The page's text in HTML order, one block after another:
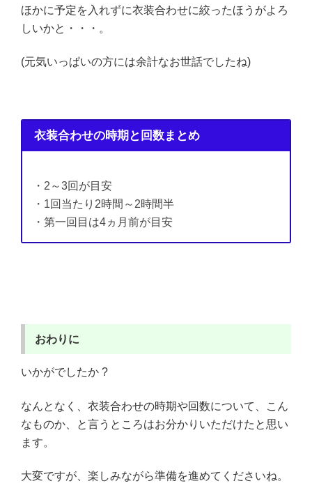
ほかに予定を入れずに衣装合わせに絞ったほうがよろ
しいかと・・・。
(元気いっぱいの方には余計なお世話でしたね)
衣装合わせの時期と回数まとめ
・2～3回が目安
・1回当たり2時間～2時間半
・第一回目は4ヵ月前が目安
おわりに
いかがでしたか ?
なんとなく、衣装合わせの時期や回数について、こん
なものか、と言うところはお分かりいただけたと思い
ます。
大変ですが、楽しみながら準備を進めてくださいね。